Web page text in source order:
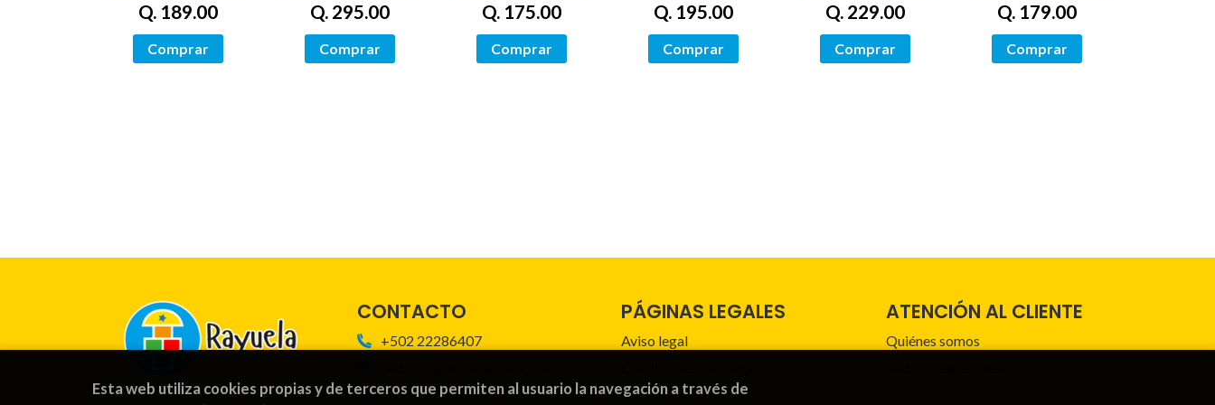
Q. 189.00
Comprar
Q. 295.00
Comprar
Q. 175.00
Comprar
Q. 195.00
Comprar
Q. 229.00
Comprar
Q. 179.00
Comprar
CONTACTO
+502 22286407
Formulario de contacto
PÁGINAS LEGALES
Aviso legal
Política de privacidad
ATENCIÓN AL CLIENTE
Quiénes somos
Esta web utiliza cookies propias y de terceros que permiten al usuario la navegación a través de